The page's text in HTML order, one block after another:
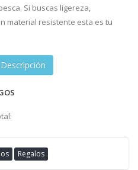
Si buscas ligereza,
material resistente esta es tu
Descripción
Regalos